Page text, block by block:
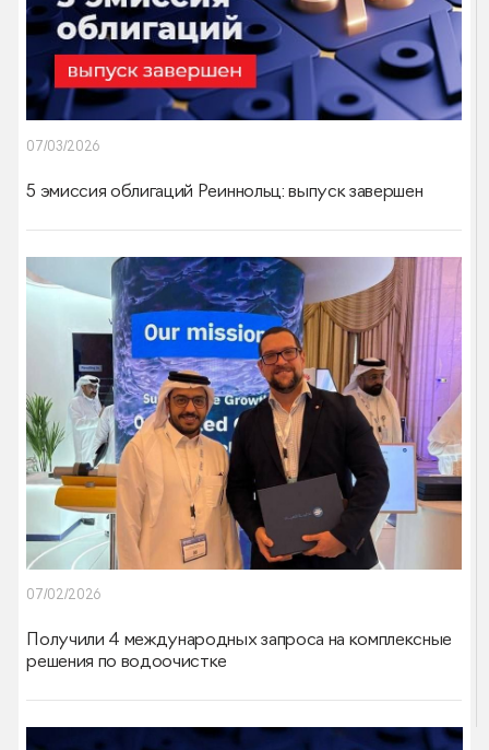
07/03/2026
5 эмиссия облигаций Реиннольц: выпуск завершен
07/02/2026
Получили 4 международных запроса на комплексные
решения по водоочистке